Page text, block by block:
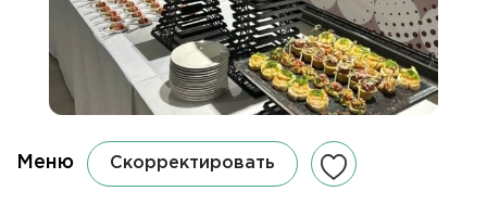
Меню Скорректировать